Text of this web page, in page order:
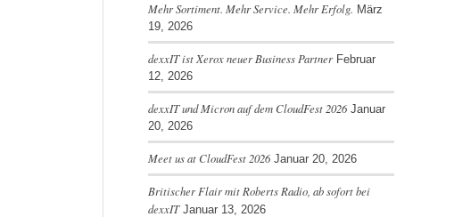
Mehr Sortiment. Mehr Service. Mehr Erfolg. März
19, 2026
dexxIT ist Xerox neuer Business Partner Februar
12, 2026
dexxIT und Micron auf dem CloudFest 2026 Januar
20, 2026
Meet us at CloudFest 2026 Januar 20, 2026
Britischer Flair mit Roberts Radio, ab sofort bei
dexxIT Januar 13, 2026